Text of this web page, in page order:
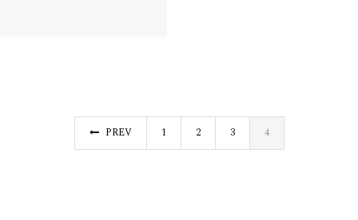
PREV 1 2 3 4